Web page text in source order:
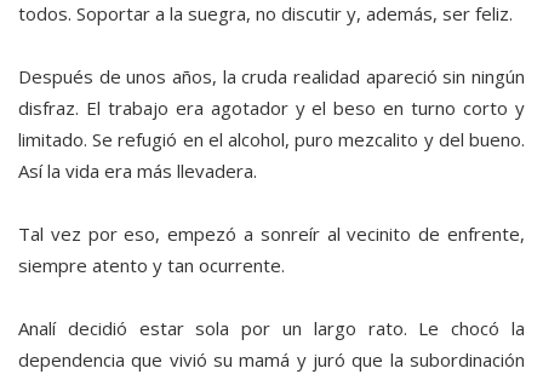
todos. Soportar a la suegra, no discutir y, además, ser feliz.
Después de unos años, la cruda realidad apareció sin ningún
disfraz. El trabajo era agotador y el beso en turno corto y
limitado. Se refugió en el alcohol, puro mezcalito y del bueno.
Así la vida era más llevadera.
Tal vez por eso, empezó a sonreír al vecinito de enfrente,
siempre atento y tan ocurrente.
Analí decidió estar sola por un largo rato. Le chocó la
dependencia que vivió su mamá y juró que la subordinación